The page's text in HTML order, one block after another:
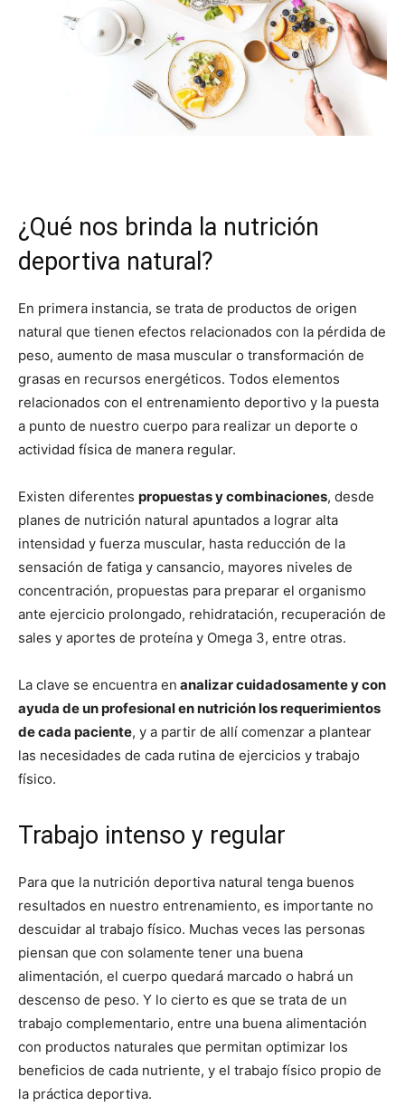
¿Qué nos brinda la nutrición
deportiva natural?
En primera instancia, se trata de productos de origen
natural que tienen efectos relacionados con la pérdida de
peso, aumento de masa muscular o transformación de
grasas en recursos energéticos. Todos elementos
relacionados con el entrenamiento deportivo y la puesta
a punto de nuestro cuerpo para realizar un deporte o
actividad física de manera regular.
Existen diferentes propuestas y combinaciones, desde
planes de nutrición natural apuntados a lograr alta
intensidad y fuerza muscular, hasta reducción de la
sensación de fatiga y cansancio, mayores niveles de
concentración, propuestas para preparar el organismo
ante ejercicio prolongado, rehidratación, recuperación de
sales y aportes de proteína y Omega 3, entre otras.
La clave se encuentra en analizar cuidadosamente y con
ayuda de un profesional en nutrición los requerimientos
de cada paciente, y a partir de allí comenzar a plantear
las necesidades de cada rutina de ejercicios y trabajo
físico.
Trabajo intenso y regular
Para que la nutrición deportiva natural tenga buenos
resultados en nuestro entrenamiento, es importante no
descuidar al trabajo físico. Muchas veces las personas
piensan que con solamente tener una buena
alimentación, el cuerpo quedará marcado o habrá un
descenso de peso. Y lo cierto es que se trata de un
trabajo complementario, entre una buena alimentación
con productos naturales que permitan optimizar los
beneficios de cada nutriente, y el trabajo físico propio de
la práctica deportiva.